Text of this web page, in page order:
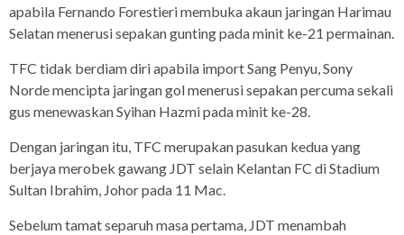
apabila Fernando Forestieri membuka akaun jaringan Harimau
Selatan menerusi sepakan gunting pada minit ke-21 permainan.
TFC tidak berdiam diri apabila import Sang Penyu, Sony
Norde mencipta jaringan gol menerusi sepakan percuma sekali
gus menewaskan Syihan Hazmi pada minit ke-28.
Dengan jaringan itu, TFC merupakan pasukan kedua yang
berjaya merobek gawang JDT selain Kelantan FC di Stadium
Sultan Ibrahim, Johor pada 11 Mac.
Sebelum tamat separuh masa pertama, JDT menambah